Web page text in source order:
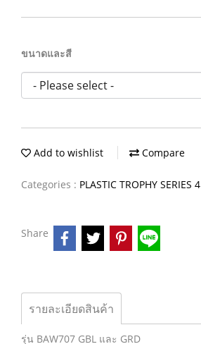
ขนาดและสี
Add to wishlist Compare
Categories : PLASTIC TROPHY SERIES 4
Share
รายละเอียดสินค้า
รุ่น BAW707 GBL และ GRD